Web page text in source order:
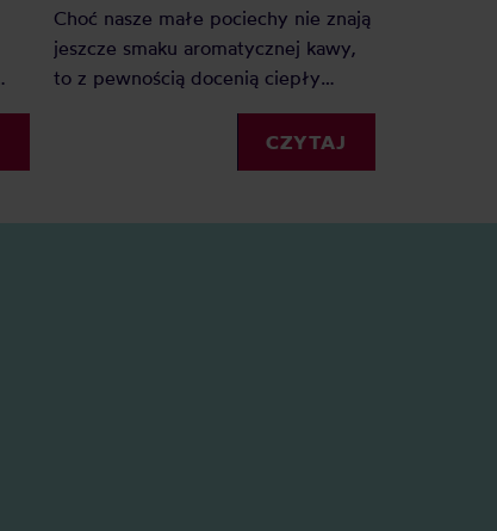
Choć nasze małe pociechy nie znają
jeszcze smaku aromatycznej kawy,
to z pewnością docenią ciepły
napój, zwłaszcza w jesiennych
miesiącach. Jaki jest idealny kubek
termiczny do szkoły i czym się
CZYTAJ